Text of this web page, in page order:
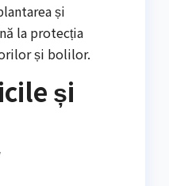
și
la protecția
și bolilor.
și